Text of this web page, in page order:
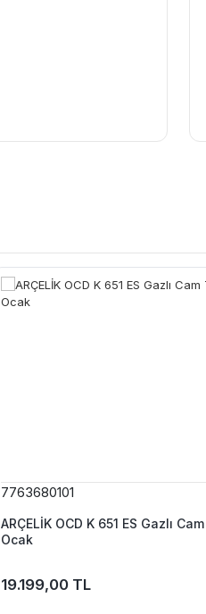
7763680101
ARÇELİK OCD K 651 ES Gazlı
Ocak
19.199,00 TL